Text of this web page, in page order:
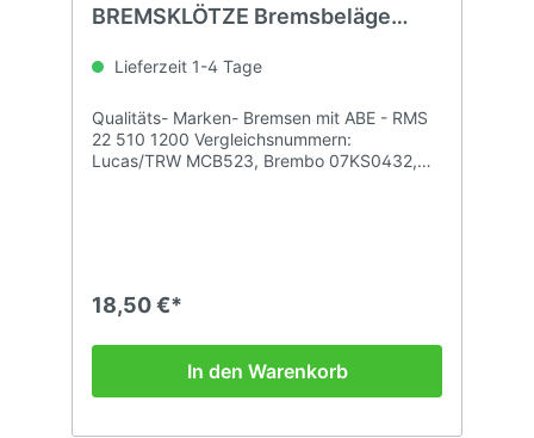
BREMSKLÖTZE Bremsbeläge
Lieferzeit 1-4 Tage
Qualitäts- Marken- Bremsen mit ABE - RMS
22 510 1200 Vergleichsnummern:
Lucas/TRW MCB523, Brembo 07KS0432,
18,50 €*
In den Warenkorb